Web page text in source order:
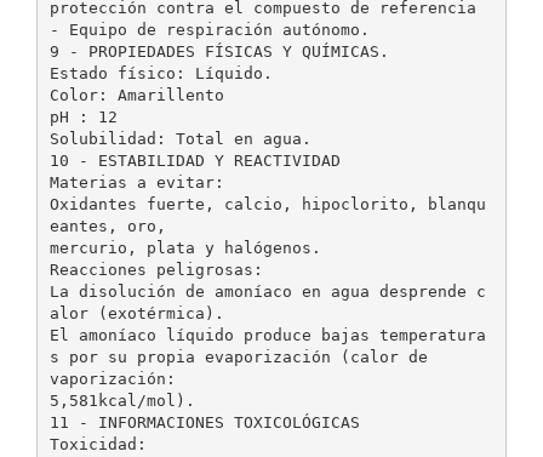
protección contra el compuesto de referencia
- Equipo de respiración autónomo.
9 - PROPIEDADES FÍSICAS Y QUÍMICAS.
Estado físico: Líquido.
Color: Amarillento
pH : 12
Solubilidad: Total en agua.
10 - ESTABILIDAD Y REACTIVIDAD
Materias a evitar:
Oxidantes fuerte, calcio, hipoclorito, blanqu
eantes, oro,
mercurio, plata y halógenos.
Reacciones peligrosas:
La disolución de amoníaco en agua desprende c
alor (exotérmica).
El amoníaco líquido produce bajas temperatura
s por su propia evaporización (calor de
vaporización:
5,581kcal/mol).
11 - INFORMACIONES TOXICOLÓGICAS
Toxicidad: